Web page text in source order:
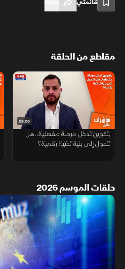
قائمتي
مقاطع من الحلقة
08:00
بتكوين تدخل مرحلة مفصلية.. هل
تتحول إلى بنية تحتية رقمية؟
حلقات الموسم 2026